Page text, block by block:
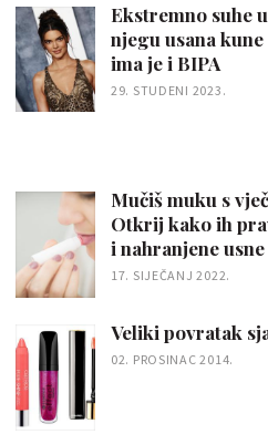
Ekstremno suhe
njegu usana kune
ima je i BIPA
29. STUDENI 2023.
Mučiš muku s
Otkrij kako ih
i nahranjene usne
17. SIJEČANJ 2022.
Veliki povratak
02. PROSINAC 2014.